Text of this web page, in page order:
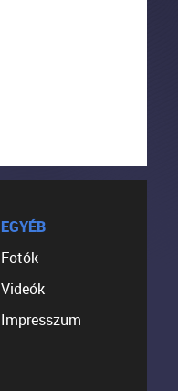
EGYÉB
Fotók
Videók
Impresszum